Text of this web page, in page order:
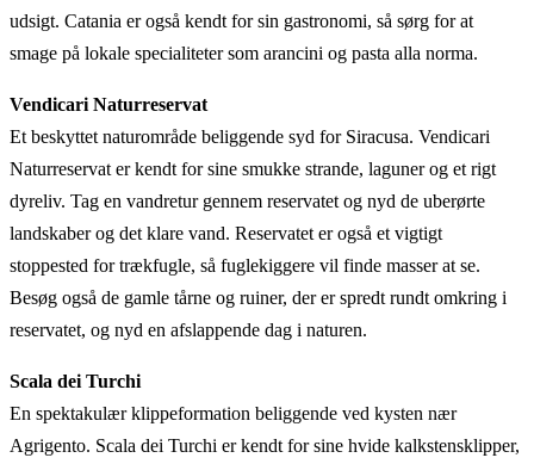
udsigt. Catania er også kendt for sin gastronomi, så sørg for at
smage på lokale specialiteter som arancini og pasta alla norma.
Vendicari Naturreservat
Et beskyttet naturområde beliggende syd for Siracusa. Vendicari
Naturreservat er kendt for sine smukke strande, laguner og et rigt
dyreliv. Tag en vandretur gennem reservatet og nyd de uberørte
landskaber og det klare vand. Reservatet er også et vigtigt
stoppested for trækfugle, så fuglekiggere vil finde masser at se.
Besøg også de gamle tårne og ruiner, der er spredt rundt omkring i
reservatet, og nyd en afslappende dag i naturen.
Scala dei Turchi
En spektakulær klippeformation beliggende ved kysten nær
Agrigento. Scala dei Turchi er kendt for sine hvide kalkstensklipper,